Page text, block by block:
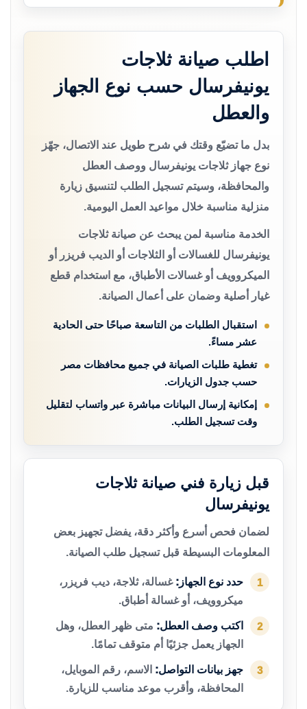
اطلب صيانة ثلاجات
يونيفرسال حسب نوع الجهاز
والعطل
بدل ما تضيّع وقتك في شرح طويل عند الاتصال، جهّز
نوع جهاز ثلاجات يونيفرسال ووصف العطل
والمحافظة، وسيتم تسجيل الطلب لتنسيق زيارة
منزلية مناسبة خلال مواعيد العمل اليومية.
الخدمة مناسبة لمن يبحث عن صيانة ثلاجات
يونيفرسال للغسالات أو الثلاجات أو الديب فريزر أو
الميكروويف أو غسالات الأطباق، مع استخدام قطع
غيار أصلية وضمان على أعمال الصيانة.
استقبال الطلبات من التاسعة صباحًا حتى الحادية
عشر مساءً.
تغطية طلبات الصيانة في جميع محافظات مصر
حسب جدول الزيارات.
إمكانية إرسال البيانات مباشرة عبر واتساب لتقليل
وقت تسجيل الطلب.
قبل زيارة فني صيانة ثلاجات
يونيفرسال
لضمان فحص أسرع وأكثر دقة، يفضل تجهيز بعض
المعلومات البسيطة قبل تسجيل طلب الصيانة.
1 حدد نوع الجهاز: غسالة، ثلاجة، ديب فريزر،
ميكروويف، أو غسالة أطباق.
2 اكتب وصف العطل: متى ظهر العطل، وهل
الجهاز يعمل جزئيًا أم متوقف تمامًا.
3 جهز بيانات التواصل: الاسم، رقم الموبايل،
المحافظة، وأقرب موعد مناسب للزيارة.